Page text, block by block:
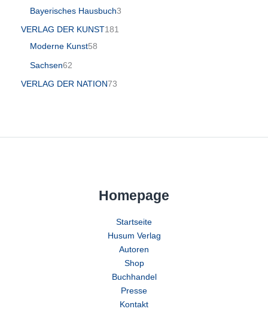
Bayerisches Hausbuch3
VERLAG DER KUNST181
Moderne Kunst58
Sachsen62
VERLAG DER NATION73
Homepage
Startseite
Husum Verlag
Autoren
Shop
Buchhandel
Presse
Kontakt